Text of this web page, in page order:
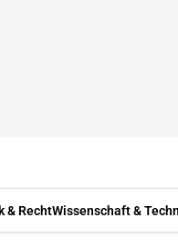
& RechtWissenschaft &